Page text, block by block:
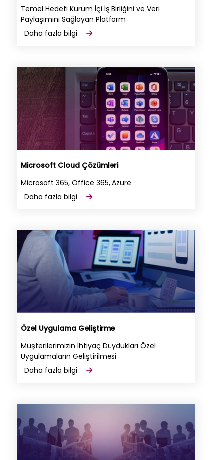
Temel Hedefi Kurum İçi İş Birliğini ve Veri
Paylaşımını Sağlayan Platform
Daha fazla bilgi
Microsoft Cloud Çözümleri
Microsoft 365, Office 365, Azure
Daha fazla bilgi
Özel Uygulama Geliştirme
Müşterilerimizin İhtiyaç Duydukları Özel
Uygulamaların Geliştirilmesi
Daha fazla bilgi